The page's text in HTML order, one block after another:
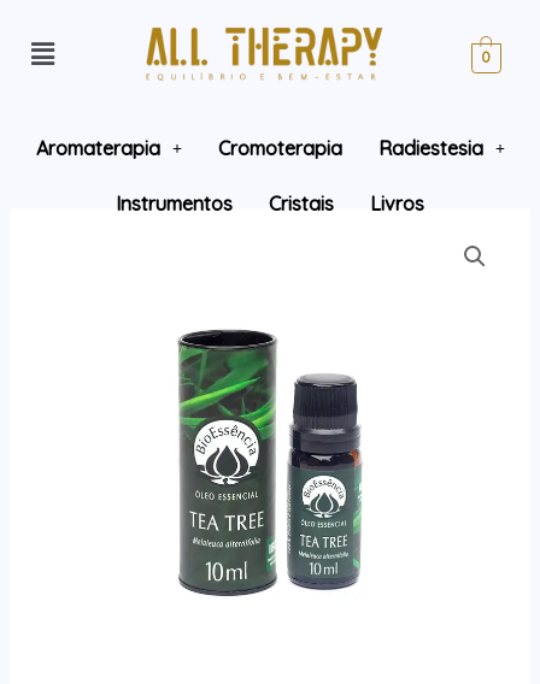
0
Aromaterapia Cromoterapia Radiestesia
Instrumentos Cristais Livros